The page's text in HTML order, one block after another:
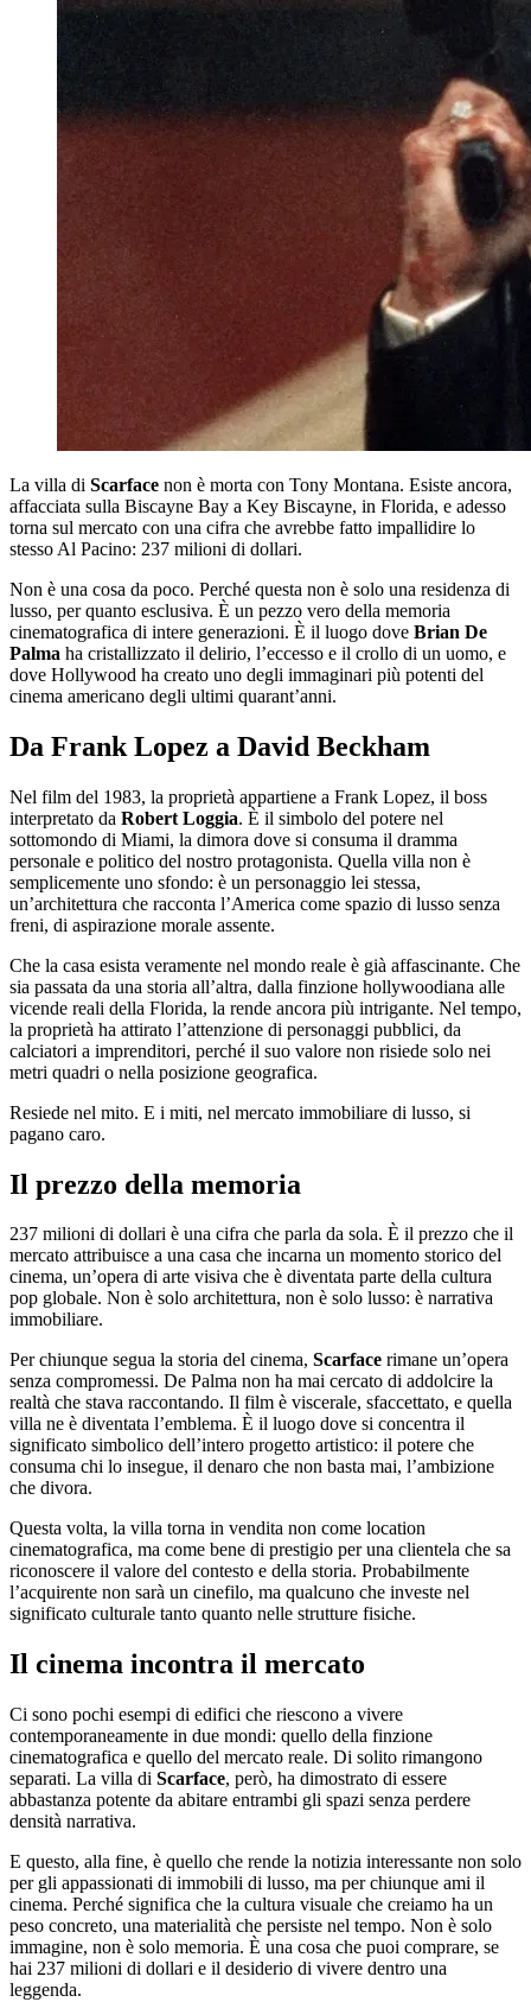
La villa di Scarface non è morta con Tony Montana. Esiste ancora,
affacciata sulla Biscayne Bay a Key Biscayne, in Florida, e adesso
torna sul mercato con una cifra che avrebbe fatto impallidire lo
stesso Al Pacino: 237 milioni di dollari.
Non è una cosa da poco. Perché questa non è solo una residenza di
lusso, per quanto esclusiva. È un pezzo vero della memoria
cinematografica di intere generazioni. È il luogo dove Brian De
Palma ha cristallizzato il delirio, l’eccesso e il crollo di un uomo, e
dove Hollywood ha creato uno degli immaginari più potenti del
cinema americano degli ultimi quarant’anni.
Da Frank Lopez a David Beckham
Nel film del 1983, la proprietà appartiene a Frank Lopez, il boss
interpretato da Robert Loggia. È il simbolo del potere nel
sottomondo di Miami, la dimora dove si consuma il dramma
personale e politico del nostro protagonista. Quella villa non è
semplicemente uno sfondo: è un personaggio lei stessa,
un’architettura che racconta l’America come spazio di lusso senza
freni, di aspirazione morale assente.
Che la casa esista veramente nel mondo reale è già affascinante. Che
sia passata da una storia all’altra, dalla finzione hollywoodiana alle
vicende reali della Florida, la rende ancora più intrigante. Nel tempo,
la proprietà ha attirato l’attenzione di personaggi pubblici, da
calciatori a imprenditori, perché il suo valore non risiede solo nei
metri quadri o nella posizione geografica.
Resiede nel mito. E i miti, nel mercato immobiliare di lusso, si
pagano caro.
Il prezzo della memoria
237 milioni di dollari è una cifra che parla da sola. È il prezzo che il
mercato attribuisce a una casa che incarna un momento storico del
cinema, un’opera di arte visiva che è diventata parte della cultura
pop globale. Non è solo architettura, non è solo lusso: è narrativa
immobiliare.
Per chiunque segua la storia del cinema, Scarface rimane un’opera
senza compromessi. De Palma non ha mai cercato di addolcire la
realtà che stava raccontando. Il film è viscerale, sfaccettato, e quella
villa ne è diventata l’emblema. È il luogo dove si concentra il
significato simbolico dell’intero progetto artistico: il potere che
consuma chi lo insegue, il denaro che non basta mai, l’ambizione
che divora.
Questa volta, la villa torna in vendita non come location
cinematografica, ma come bene di prestigio per una clientela che sa
riconoscere il valore del contesto e della storia. Probabilmente
l’acquirente non sarà un cinefilo, ma qualcuno che investe nel
significato culturale tanto quanto nelle strutture fisiche.
Il cinema incontra il mercato
Ci sono pochi esempi di edifici che riescono a vivere
contemporaneamente in due mondi: quello della finzione
cinematografica e quello del mercato reale. Di solito rimangono
separati. La villa di Scarface, però, ha dimostrato di essere
abbastanza potente da abitare entrambi gli spazi senza perdere
densità narrativa.
E questo, alla fine, è quello che rende la notizia interessante non solo
per gli appassionati di immobili di lusso, ma per chiunque ami il
cinema. Perché significa che la cultura visuale che creiamo ha un
peso concreto, una materialità che persiste nel tempo. Non è solo
immagine, non è solo memoria. È una cosa che puoi comprare, se
hai 237 milioni di dollari e il desiderio di vivere dentro una
leggenda.